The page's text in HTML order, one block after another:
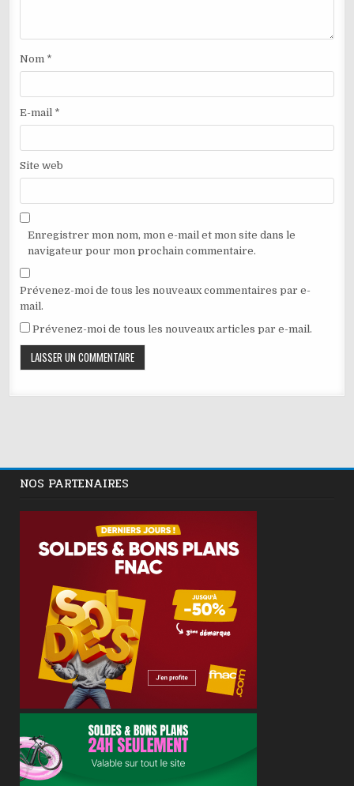
Nom *
E-mail *
Site web
Enregistrer mon nom, mon e-mail et mon site dans le
navigateur pour mon prochain commentaire.
Prévenez-moi de tous les nouveaux commentaires par e-
mail.
Prévenez-moi de tous les nouveaux articles par e-mail.
NOS PARTENAIRES